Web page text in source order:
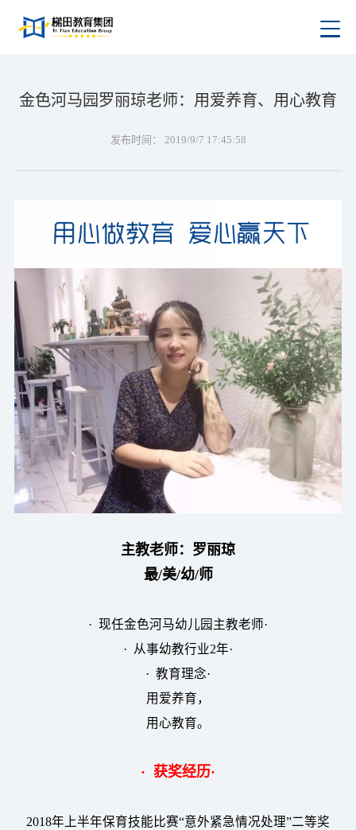
金色河马园罗丽琼老师：用爱养育、用心教育
发布时间： 2019/9/7 17:45:58
主教老师：罗丽琼
最/美/幼/师
· 现任金色河马幼儿园主教老师·
· 从事幼教行业2年·
· 教育理念·
用爱养育，
用心教育。
· 获奖经历·
2018年上半年保育技能比赛“意外紧急情况处理”二等奖